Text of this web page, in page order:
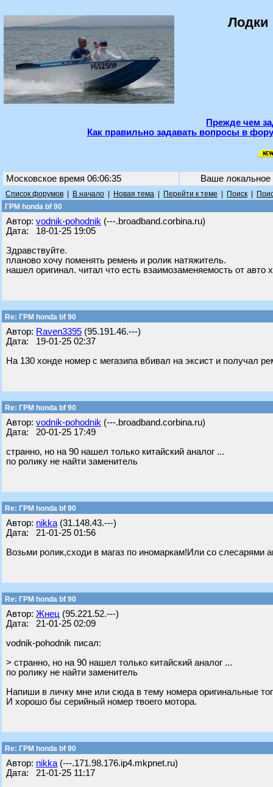
Лодки
Прежде чем
Как правильно задавать вопросы в
Московское время 06:06:35 Ваше
Список форумов В начало Новая тема Перейти к теме Поиск
ГРМ honda bf 90
Автор: vodnik-pohodnik (---.broadband.corbina.ru)
Дата: 18-01-25 19:05
Здравствуйте.
планово хочу поменять ремень и ролик натяжитель.
нашел оригинал. читал что есть взаимозаменяемость от авто
Re: ГРМ honda bf 90
Автор: Raven3395 (95.191.46.---)
Дата: 19-01-25 02:37
На 130 хонде номер с мегазипа вбивал на эксист и получал
Re: ГРМ honda bf 90
Автор: vodnik-pohodnik (---.broadband.corbina.ru)
Дата: 20-01-25 17:49
странно, но на 90 нашел только китайский аналог ...
по ролику не найти заменитель
Re: ГРМ honda bf 90
Автор: nikka (31.148.43.---)
Дата: 21-01-25 01:56
Возьми ролик,сходи в магаз по иномаркам!Или со слесарями
Re: ГРМ honda bf 90
Автор: Жнец (95.221.52.---)
Дата: 21-01-25 02:09
vodnik-pohodnik писал:
> странно, но на 90 нашел только китайский аналог ...
по ролику не найти заменитель
Напиши в личку мне или сюда в тему номера оригинальные
И хорошо бы серийный номер твоего мотора.
Re: ГРМ honda bf 90
Автор: nikka (---.171.98.176.ip4.mkpnet.ru)
Дата: 21-01-25 11:17